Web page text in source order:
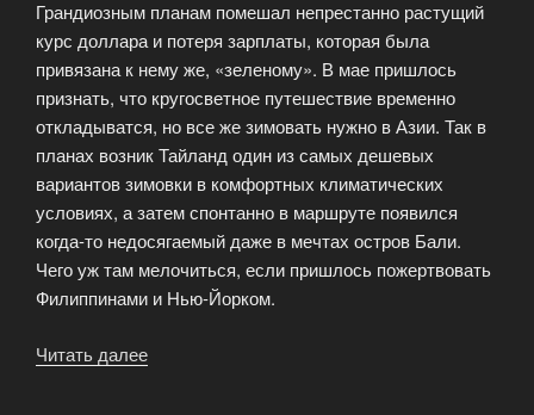
Грандиозным планам помешал непрестанно растущий
курс доллара и потеря зарплаты, которая была
привязана к нему же, «зеленому». В мае пришлось
признать, что кругосветное путешествие временно
откладыватся, но все же зимовать нужно в Азии. Так в
планах возник Тайланд один из самых дешевых
вариантов зимовки в комфортных климатических
условиях, а затем спонтанно в маршруте появился
когда-то недосягаемый даже в мечтах остров Бали.
Чего уж там мелочиться, если пришлось пожертвовать
Филиппинами и Нью-Йорком.
Читать далее